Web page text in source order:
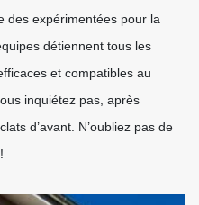
des expérimentées pour la
détiennent tous les
et compatibles au
inquiétez pas, après
d’avant. N’oubliez pas de